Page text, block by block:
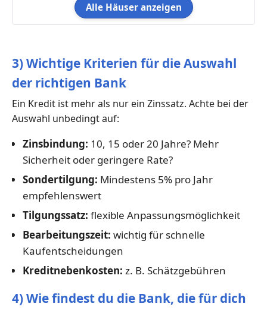
Alle Häuser anzeigen
3) Wichtige Kriterien für die Auswahl
der richtigen Bank
Ein Kredit ist mehr als nur ein Zinssatz. Achte bei der
Auswahl unbedingt auf:
Zinsbindung: 10, 15 oder 20 Jahre? Mehr
Sicherheit oder geringere Rate?
Sondertilgung: Mindestens 5% pro Jahr
empfehlenswert
Tilgungssatz: flexible Anpassungsmöglichkeit
Bearbeitungszeit: wichtig für schnelle
Kaufentscheidungen
Kreditnebenkosten: z. B. Schätzgebühren
4) Wie findest du die Bank, die für dich